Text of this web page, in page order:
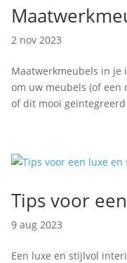
2 nov 2023
Maatwerkmeubels in
om uw meubels (of een
of dit mooi
Tips voor
9 aug 2023
Een luxe en stijlvol